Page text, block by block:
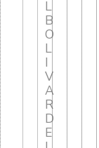
L
B
O
L
I
V
A
R
D
E